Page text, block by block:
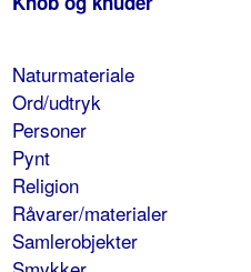
Naturmateriale
Ord/udtryk
Personer
Pynt
Religion
Råvarer/materialer
Samlerobjekter